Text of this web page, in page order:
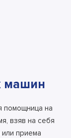
машин
помощница на
взяв на себя
приема